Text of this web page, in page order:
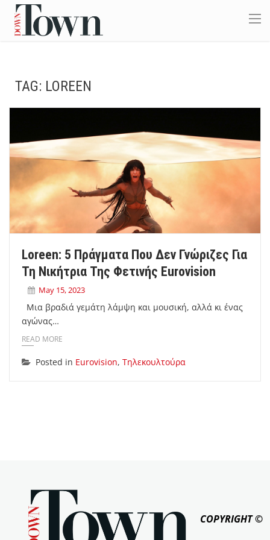
TAG: LOREEN
Loreen: 5 Πράγματα Που Δεν Γνώριζες Για
Τη Νικήτρια Της Φετινής Eurovision
May 15, 2023
Μια βραδιά γεμάτη λάμψη και μουσική, αλλά κι ένας
αγώνας…
READ MORE
Posted in Eurovision, Τηλεκουλτούρα
COPYRIGHT ©